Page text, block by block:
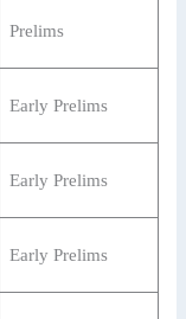
Prelims
Early Prelims
Early Prelims
Early Prelims